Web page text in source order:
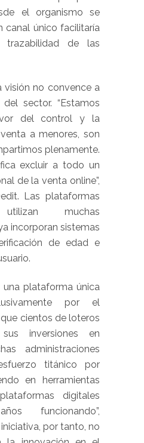
el organismo se
canal único facilitaría
de las
visión no convence a
sector. “Estamos
del control y la
a menores, son
plenamente.
excluir a todo un
de la venta online”,
Las plataformas
muchas
incorporan sistemas
de edad e
una plataforma única
por el
cientos de loteros
inversiones en
administraciones
titánico por
en herramientas
digitales
funcionando”,
por tanto, no